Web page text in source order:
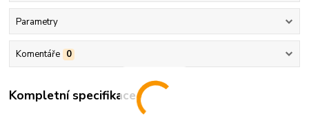
Parametry
Komentáře 0
Kompletní specifikace